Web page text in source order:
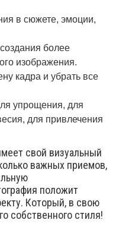
в сюжете, эмоции,
более
изображения.
кадра и убрать все
упрощения, для
для привлечения
свой визуальный
важных приемов,
положит
Который, в свою
собственного стиля!